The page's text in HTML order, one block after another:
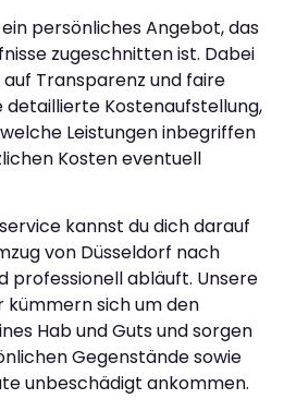
persönliches Angebot, das
zugeschnitten ist. Dabei
Transparenz und faire
detaillierte Kostenaufstellung,
Leistungen inbegriffen
Kosten eventuell
kannst du dich darauf
von Düsseldorf nach
professionell abläuft. Unsere
sich um den
Hab und Guts und sorgen
Gegenstände sowie
unbeschädigt ankommen.